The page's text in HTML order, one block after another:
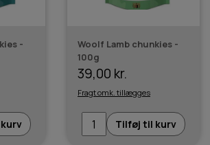
-
Woolf Lamb chunkies -
100g
39,00 kr.
Fragt omk. tillægges
Tilføj til kurv